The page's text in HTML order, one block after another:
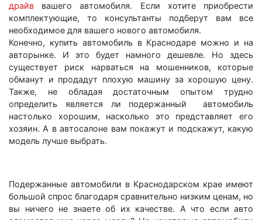
драйв вашего автомобиля. Если хотите приобрести
комплектующие, то консультанты подберут вам все
необходимое для вашего нового автомобиля.
Конечно, купить автомобиль в Краснодаре можно и на
авторынке. И это будет намного дешевле. Но здесь
существует риск нарваться на мошенников, которые
обманут и продадут плохую машину за хорошую цену.
Также, не обладая достаточным опытом трудно
определить является ли подержанный автомобиль
настолько хорошим, насколько это представляет его
хозяин. А в автосалоне вам покажут и подскажут, какую
модель лучше выбрать.
Подержанные автомобили в Краснодарском крае имеют
большой спрос благодаря сравнительно низким ценам, но
вы ничего не знаете об их качестве. А что если авто